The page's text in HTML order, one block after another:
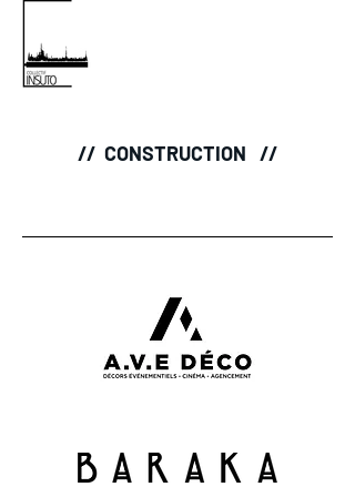
// CONSTRUCTION //